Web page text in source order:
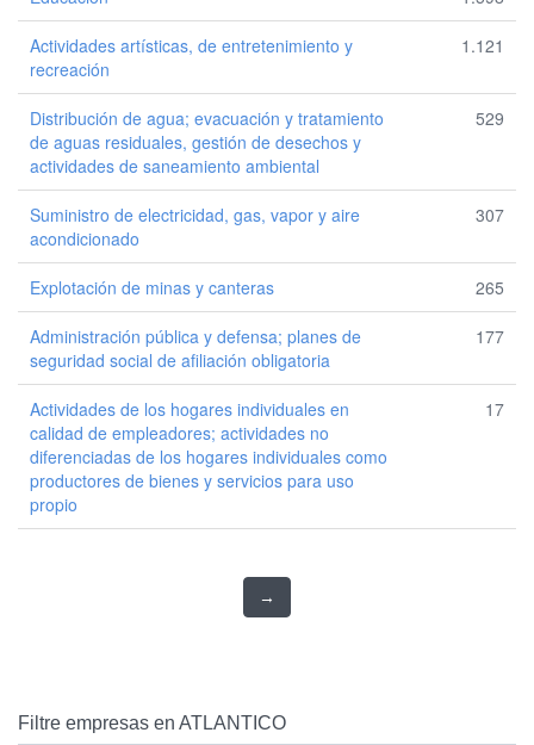
Actividades artísticas, de entretenimiento y
recreación
1.121
Distribución de agua; evacuación y tratamiento
de aguas residuales, gestión de desechos y
actividades de saneamiento ambiental
529
Suministro de electricidad, gas, vapor y aire
acondicionado
307
Explotación de minas y canteras 265
Administración pública y defensa; planes de
seguridad social de afiliación obligatoria
177
Actividades de los hogares individuales en
calidad de empleadores; actividades no
diferenciadas de los hogares individuales como
productores de bienes y servicios para uso
propio
17
→
Filtre empresas en ATLANTICO